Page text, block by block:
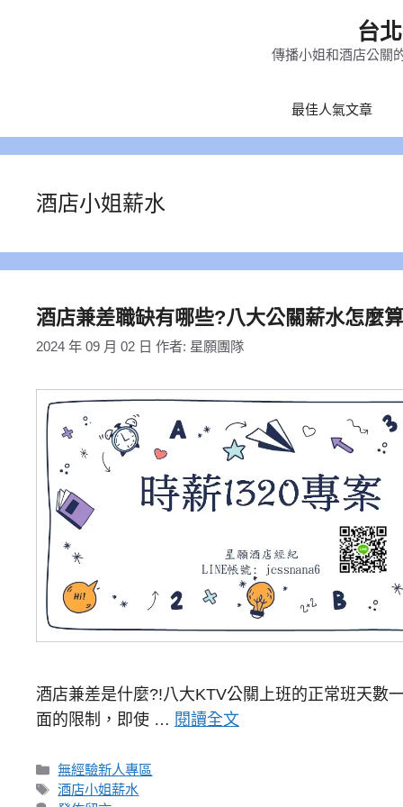
容
台
傳播小姐和酒店公關
最佳人氣文章
酒店小姐薪水
酒店兼差職缺有哪些?八大公關薪水怎麼
2024 年 09 月 02 日 作者: 星願團隊
酒店兼差是什麼?!八大KTV公關上班的正常班天數
面的限制，即使 … 閱讀全文
分
類
無經驗新人專區
標
酒店小姐薪水